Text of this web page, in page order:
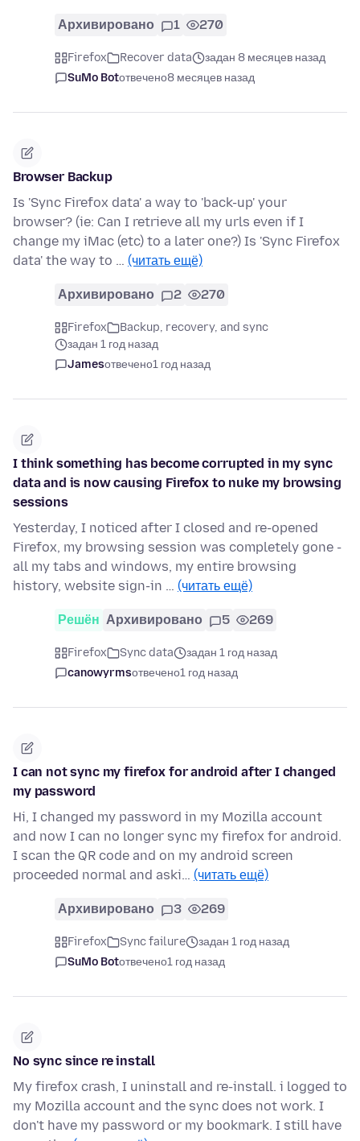
Архивировано 1 270
Firefox Recover data
задан 8 месяцев назад
SuMo Botотвечено8 месяцев назад
Browser Backup
Is 'Sync Firefox data' a way to 'back-up' your
browser? (ie: Can I retrieve all my urls even if I
change my iMac (etc) to a later one?) Is 'Sync Firefox
data' the way to … (читать ещё)
Архивировано 2 270
Firefox
Backup, recovery, and sync
задан 1 год назад
Jamesотвечено1 год назад
I think something has become corrupted in my sync
data and is now causing Firefox to nuke my browsing
sessions
Yesterday, I noticed after I closed and re-opened
Firefox, my browsing session was completely gone -
all my tabs and windows, my entire browsing
history, website sign-in … (читать ещё)
Решён Архивировано 5 269
Firefox Sync data
задан 1 год назад
canowyrmsотвечено1 год назад
I can not sync my firefox for android after I changed
my password
Hi, I changed my password in my Mozilla account
and now I can no longer sync my firefox for android.
I scan the QR code and on my android screen
proceeded normal and aski… (читать ещё)
Архивировано 3 269
Firefox Sync failure
задан 1 год назад
SuMo Botотвечено1 год назад
No sync since re install
My firefox crash, I uninstall and re-install. i logged to
my Mozilla account and the sync does not work. I
don't have my password or my bookmark. I still have